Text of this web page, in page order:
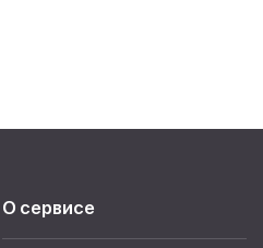
О сервисе